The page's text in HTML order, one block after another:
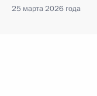
25 марта 2026 года